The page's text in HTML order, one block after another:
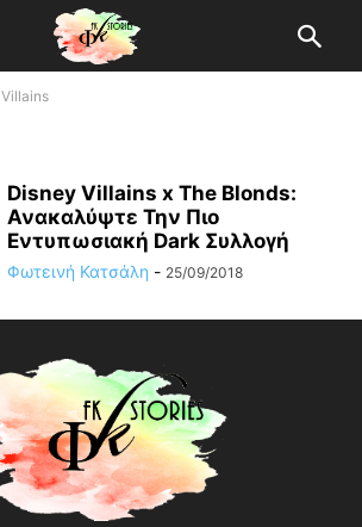
Villains
Disney Villains x The Blonds:
Ανακαλύψτε Την Πιο
Εντυπωσιακή Dark Συλλογή
Φωτεινή Κατσάλη - 25/09/2018